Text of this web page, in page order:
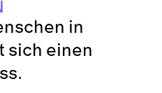
in
sich einen